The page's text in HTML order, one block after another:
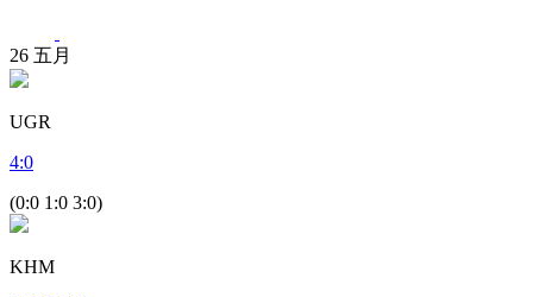
26 五月
UGR
4:0
(0:0 1:0 3:0)
KHM